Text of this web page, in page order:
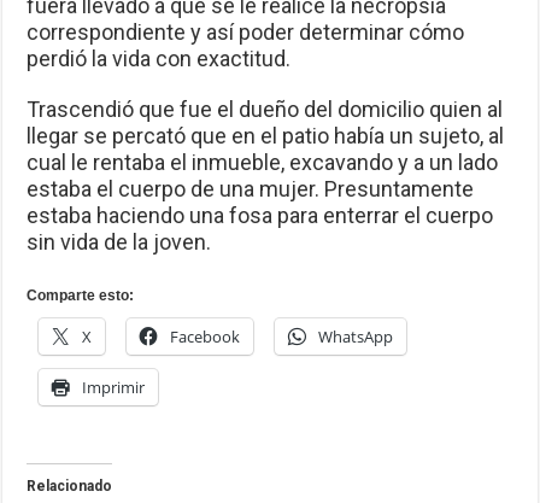
fuera llevado a que se le realice la necropsia
correspondiente y así poder determinar cómo
perdió la vida con exactitud.
Trascendió que fue el dueño del domicilio quien al
llegar se percató que en el patio había un sujeto, al
cual le rentaba el inmueble, excavando y a un lado
estaba el cuerpo de una mujer. Presuntamente
estaba haciendo una fosa para enterrar el cuerpo
sin vida de la joven.
Comparte esto:
X Facebook WhatsApp
Imprimir
Relacionado